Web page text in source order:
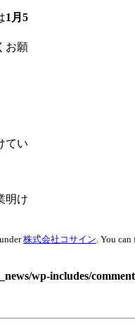
1月5
お願
てい
明け
株式会社コサイン . You
wp-includes/